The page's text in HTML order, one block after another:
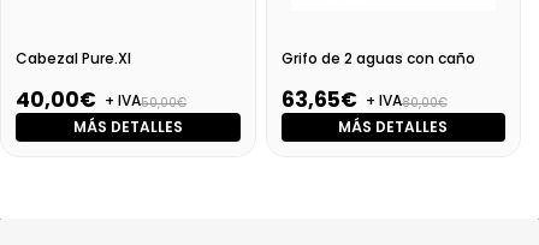
Cabezal Pure.Xl
40,00€ + IVA50,00€
MÁS DETALLES
Grifo de 2 aguas con caño
63,65€ + IVA80,00€
MÁS DETALLES